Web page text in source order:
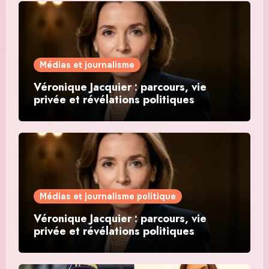
Médias et journalisme
Véronique Jacquier : parcours, vie
privée et révélations politiques
Médias et journalisme politique
Véronique Jacquier : parcours, vie
privée et révélations politiques